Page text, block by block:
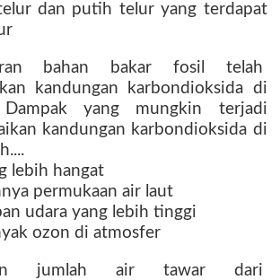
dan putih telur yang terdapat
bahan bakar fosil telah
kandungan karbondioksida di
Dampak yang mungkin terjadi
kandungan karbondioksida di
lebih hangat
permukaan air laut
udara yang lebih tinggi
ozon di atmosfer
jumlah air tawar dari